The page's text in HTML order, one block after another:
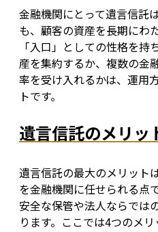
金融機関にとって遺言信託
も、顧客の資産を長期にわ
「入口」としての性格を
産を集約するか、複数の金
率を受け入れるかは、運用
トです。
遺言信託のメリッ
遺言信託の最大のメリット
を金融機関に任せられる点
安全な保管や法人ならでは
ります。ここでは4つのメリ